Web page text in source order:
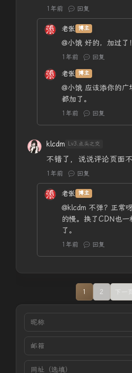
1年前 回复
老张 博主
@小饿 好的，加过了！
1年前 回复
老张 博主
@小饿 应该添你的广
都加了。
1年前 回复
klcdm Lv3.点头之交
不错了，说说评论页面
1年前 回复
老张 博主
@klcdm 不弹？正常
的慢。换了CDN也
了。
1年前 回复
1 2 下一